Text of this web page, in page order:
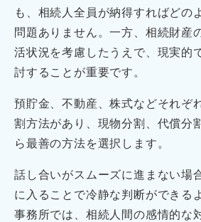
も、相続人全員が納得すればどの
問題ありません。一方、相続財産
活状況を考慮したうえで、現実的
討することが重要です。
預貯金、不動産、株式などそれぞ
割方法があり、現物分割、代償分
ら最善の方法を選択します。
話し合いがスムーズに進まない場
に入ることで冷静な判断ができる
事務所では、相続人間の感情的な